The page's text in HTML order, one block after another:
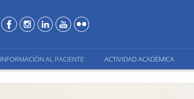
INFORMACIÓN AL PACIENTE ACTIVIDAD ACADÉMICA